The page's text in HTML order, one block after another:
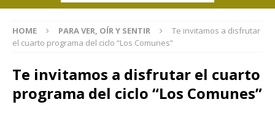
HOME PARA VER, OÍR Y SENTIR
Te invitamos a disfrutar
el cuarto programa del ciclo “Los Comunes”
Te invitamos a disfrutar el cuarto
programa del ciclo “Los Comunes”